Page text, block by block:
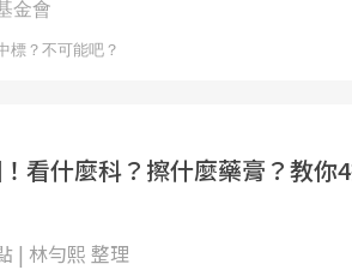
看什麼科？擦什麼藥膏？教你
| 林勻熙 整理